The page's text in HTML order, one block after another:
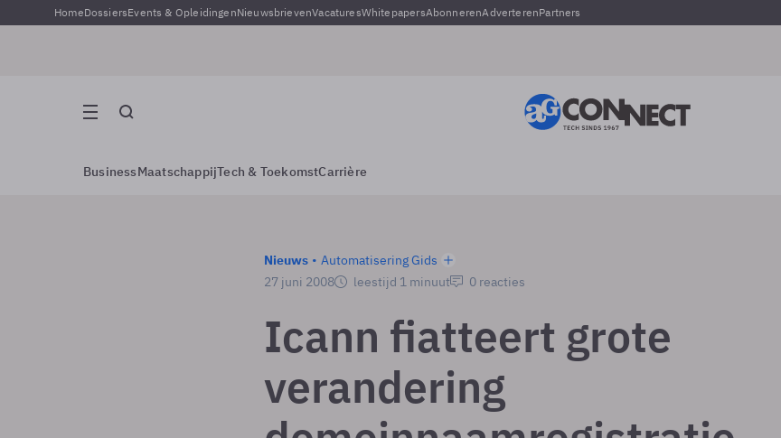
HomeDossiersEvents & OpleidingenNieuwsbrievenVacaturesWhitepapersAbonnerenAdverterenPartners
BusinessMaatschappijTech & ToekomstCarrière
Nieuws
Automatisering Gids
27 juni 2008
leestijd 1 minuut 0 reacties
Icann fiatteert grote
verandering